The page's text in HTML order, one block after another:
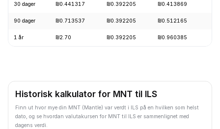
30 dager ₪0.441317 ₪0.392205 ₪0.413869
90 dager ₪0.713537 ₪0.392205 ₪0.512165
1 år ₪2.70 ₪0.392205 ₪0.960385
Historisk kalkulator for MNT til ILS
Finn ut hvor mye din MNT (Mantle) var verdt i ILS på en hvilken som helst
dato, og se hvordan valutakursen for MNT til ILS er sammenlignet med
dagens verdi.